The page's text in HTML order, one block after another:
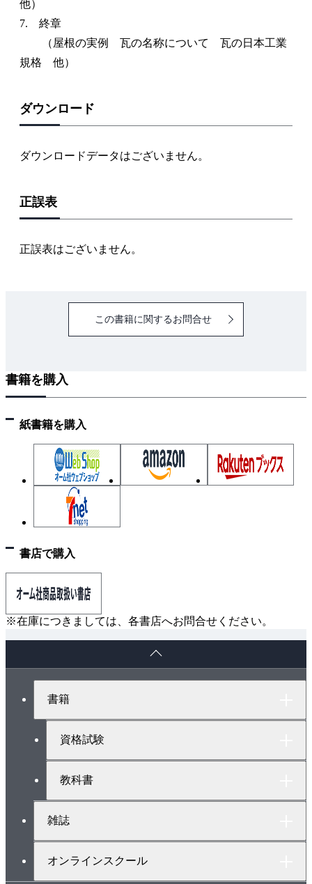
他）
7. 終章
（屋根の実例 瓦の名称について 瓦の日本工業
規格 他）
ダウンロード
ダウンロードデータはございません。
正誤表
正誤表はございません。
この書籍に関するお問合せ
書籍を購入
紙書籍を購入
書店で購入
※在庫につきましては、各書店へお問合せください。
書籍
資格試験
教科書
雑誌
オンラインスクール